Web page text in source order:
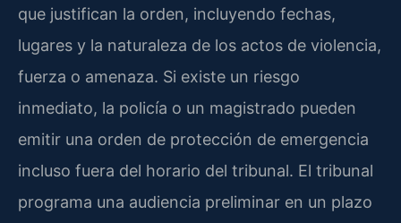
que justifican la orden, incluyendo fechas,
lugares y la naturaleza de los actos de violencia,
fuerza o amenaza. Si existe un riesgo
inmediato, la policía o un magistrado pueden
emitir una orden de protección de emergencia
incluso fuera del horario del tribunal. El tribunal
programa una audiencia preliminar en un plazo